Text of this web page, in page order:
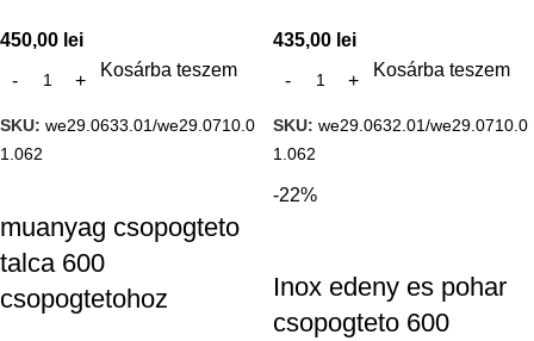
450,00 lei
Kosárba teszem
SKU: we29.0633.01/we29.0710.0
1.062
435,00 lei
Kosárba teszem
SKU: we29.0632.01/we29.0710.0
1.062
muanyag csopogteto
talca 600
csopogtetohoz
-22%
Inox edeny es pohar
csopogteto 600